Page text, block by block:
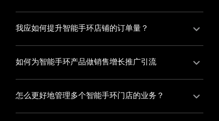
态。
您可以使用有赞的会员管理系统，建立自己的会员体
系，通过赠送积分、折扣等福利来吸引顾客再次购买，
度。
我应如何提升智能手环店铺的订单量？
您可以使用有赞的裂变营销功能，通过给用户发放优惠
券、邀请好友等方式，吸引更多的用户下单购买，并激
如何为智能手环产品做销售增长推广引流
有赞新零售旗下产品营销工具、比如优惠券、满减活动
等，吸引更多客户到店消费。另外，通过有赞的微信公
以帮助您增加客流量，赢得客户的青睐
怎么更好地管理多个智能手环门店的业务？
有赞新零售一站式解决方案，包括有赞微商城、有赞私